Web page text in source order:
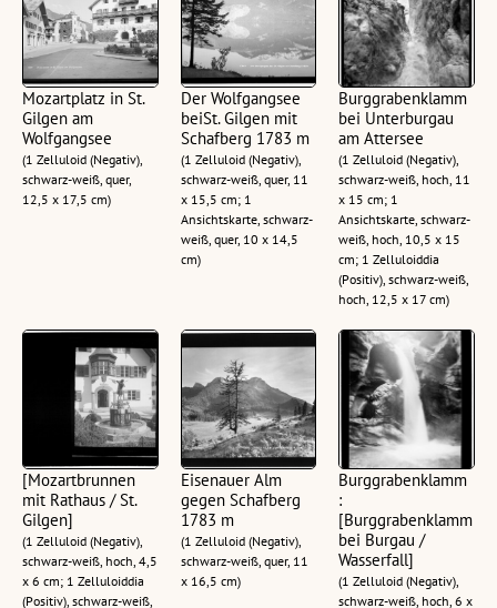
Mozartplatz in St.
Gilgen am
Wolfgangsee
(1 Zelluloid (Negativ),
schwarz-weiß, quer,
12,5 x 17,5 cm)
Der Wolfgangsee
beiSt. Gilgen mit
Schafberg 1783 m
(1 Zelluloid (Negativ),
schwarz-weiß, quer, 11
x 15,5 cm; 1
Ansichtskarte, schwarz-
weiß, quer, 10 x 14,5
cm)
Burggrabenklamm
bei Unterburgau
am Attersee
(1 Zelluloid (Negativ),
schwarz-weiß, hoch, 11
x 15 cm; 1
Ansichtskarte, schwarz-
weiß, hoch, 10,5 x 15
cm; 1 Zelluloiddia
(Positiv), schwarz-weiß,
hoch, 12,5 x 17 cm)
[Mozartbrunnen
mit Rathaus / St.
Gilgen]
(1 Zelluloid (Negativ),
schwarz-weiß, hoch, 4,5
x 6 cm; 1 Zelluloiddia
(Positiv), schwarz-weiß,
Eisenauer Alm
gegen Schafberg
1783 m
(1 Zelluloid (Negativ),
schwarz-weiß, quer, 11
x 16,5 cm)
Burggrabenklamm
:
[Burggrabenklamm
bei Burgau /
Wasserfall]
(1 Zelluloid (Negativ),
schwarz-weiß, hoch, 6 x